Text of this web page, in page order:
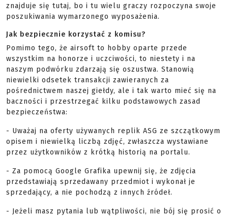
znajduje się tutaj, bo i tu wielu graczy rozpoczyna swoje
poszukiwania wymarzonego wyposażenia.
Jak bezpiecznie korzystać z komisu?
Pomimo tego, że airsoft to hobby oparte przede
wszystkim na honorze i uczciwości, to niestety i na
naszym podwórku zdarzają się oszustwa. Stanowią
niewielki odsetek transakcji zawieranych za
pośrednictwem naszej giełdy, ale i tak warto mieć się na
baczności i przestrzegać kilku podstawowych zasad
bezpieczeństwa:
- Uważaj na oferty używanych replik ASG ze szczątkowym
opisem i niewielką liczbą zdjęć, zwłaszcza wystawiane
przez użytkowników z krótką historią na portalu.
- Za pomocą Google Grafika upewnij się, że zdjęcia
przedstawiają sprzedawany przedmiot i wykonał je
sprzedający, a nie pochodzą z innych źródeł.
- Jeżeli masz pytania lub wątpliwości, nie bój się prosić o